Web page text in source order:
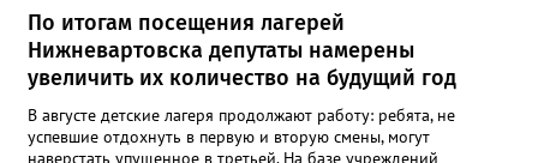
По итогам посещения лагерей
Нижневартовска депутаты намерены
увеличить их количество на будущий год
В августе детские лагеря продолжают работу: ребята, не
успевшие отдохнуть в первую и вторую смены, могут